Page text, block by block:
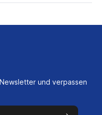
und verpassen